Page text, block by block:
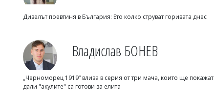
Дизелът поевтиня в България: Ето колко струват горивата днес
Владислав БОНЕВ
„Черноморец 1919“ влиза в серия от три мача, които ще покажат
дали "акулите" са готови за елита